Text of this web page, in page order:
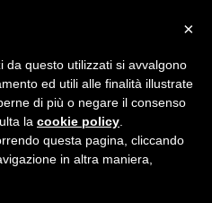
×
da questo utilizzati si avvalgono
ed utili alle finalità illustrate
di più o negare il consenso
la cookie policy
questa pagina, cliccando
in altra maniera,